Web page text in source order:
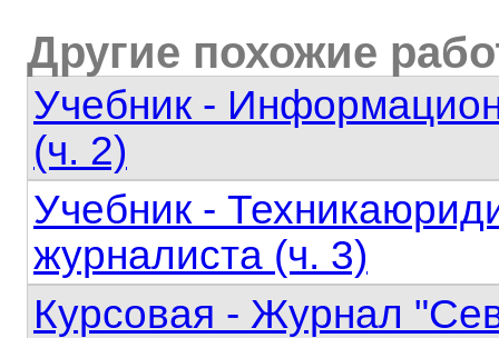
Другие похожие
Учебник -
(ч. 2)
Учебник -
журналиста (ч. 3)
Курсовая - Журнал